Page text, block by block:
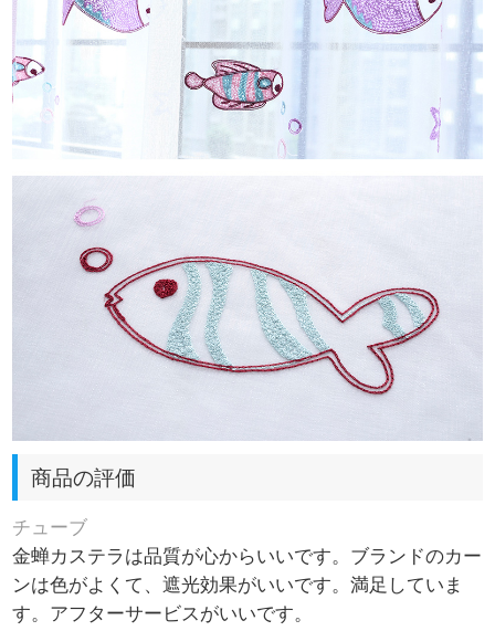
商品の評価
チューブ
金蝉カステラは品質が心からいいです。ブランドのカー
ンは色がよくて、遮光効果がいいです。満足していま
す。アフターサービスがいいです。